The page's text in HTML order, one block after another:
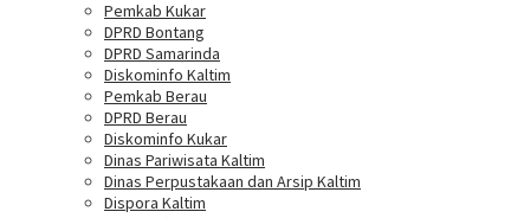
Pemkab Kukar
DPRD Bontang
DPRD Samarinda
Diskominfo Kaltim
Pemkab Berau
DPRD Berau
Diskominfo Kukar
Dinas Pariwisata Kaltim
Dinas Perpustakaan dan Arsip Kaltim
Dispora Kaltim